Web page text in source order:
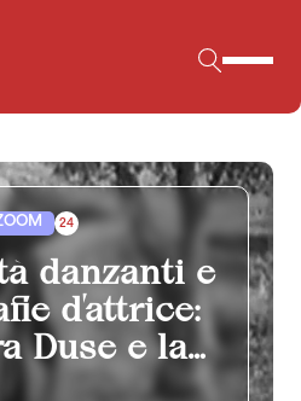
24
danzanti e
d’attrice:
Duse e la